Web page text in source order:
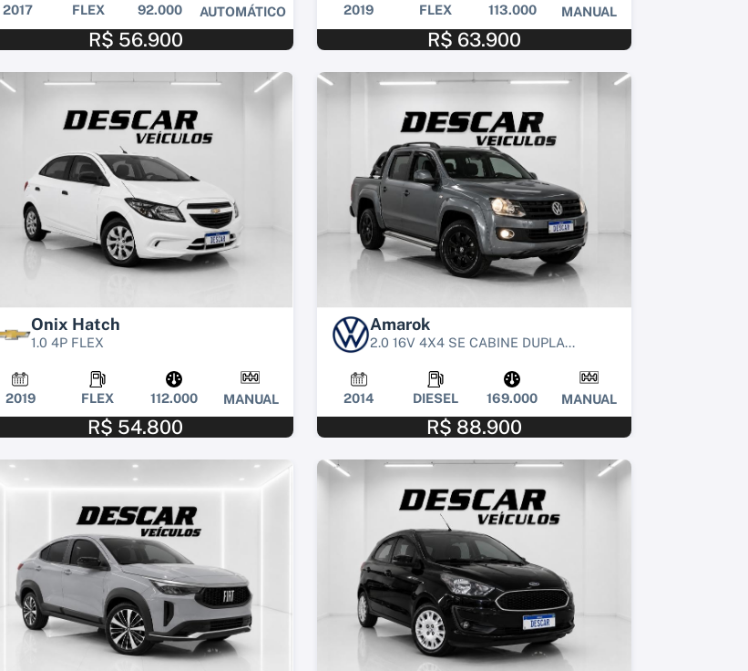
2017 FLEX 92.000 AUTOMÁTICO
R$ 56.900
2019 FLEX 113.000 MANUAL
R$ 63.900
Onix Hatch
1.0 4P FLEX
2019 FLEX 112.000 MANUAL
R$ 54.800
Amarok
2.0 16V 4X4 SE CABINE DUPLA...
2014 DIESEL 169.000 MANUAL
R$ 88.900